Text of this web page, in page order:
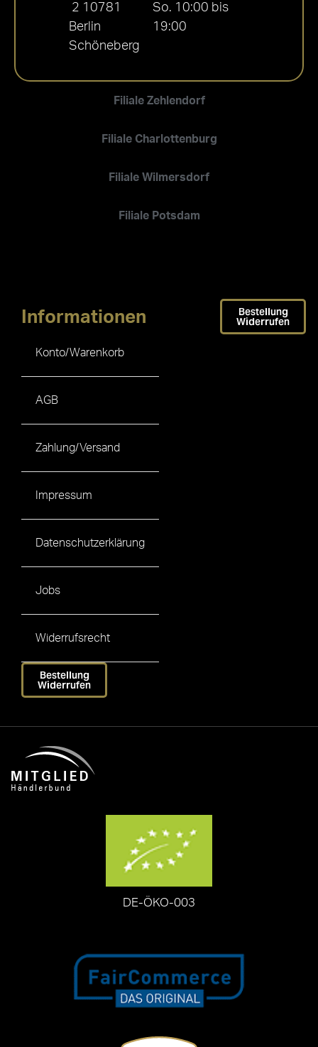
Filiale Zehlendorf
Filiale Charlottenburg
Filiale Wilmersdorf
Filiale Potsdam
2 10781
Berlin
Schöneberg
So. 10:00 bis
19:00
Informationen
Konto/Warenkorb
AGB
Zahlung/Versand
Impressum
Datenschutzerklärung
Jobs
Widerrufsrecht
Bestellung
Widerrufen
Bestellung
Widerrufen
DE-ÖKO-003